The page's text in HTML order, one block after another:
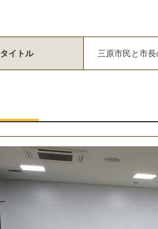
タイトル 三原市民と市長